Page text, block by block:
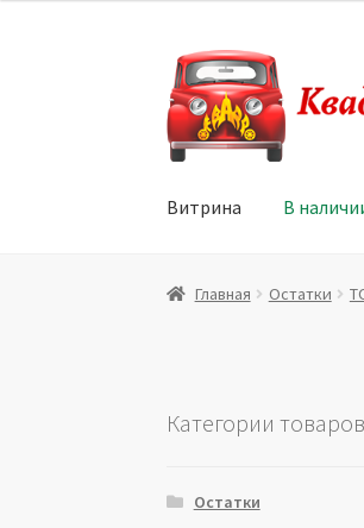
Перейти
к
навигации
Перейти
к
содержимому
Витрина В
Главная Витрина Мой
Главная Остатки
Категории товаров
Остатки